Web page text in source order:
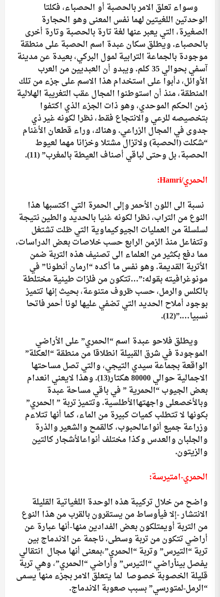
وسواء تعلق الامر بالحصبة أو الحصباء، فكلتا
الوحدتين اللغيتين لهما نفس المعنى وهو الحجارة
الصغيرة، التي يعبر عنها لغة تارة بالحصبة وتارة أخرى
بالحصباء. ويطلق سكان عبدة اسم الحصبة على منطقة
موجودة بالجماعة الترابية لمول البركي، بعيدة عن مدينة
آسفي بحوالي 35 كلم. ويبدو أن العبديين من العرب
الأوائل، دأبوا على استخدام هذا الاسم على جزء من تلك
المنطقة، منذ أن استوطنوا المجال عقب التغريبة الهلالية
زمن الحكم الموحدي، وهو ذات الجزء الذي اكتفوا
بتخصيصه للرعي والانتجاع فقط، نظرا لكونه غير ذي
جدوى في المجال الزراعي. وهناك، وراء قطعان الأغنام
“شكلت (الحصبة) ولاتزال مشتلا وخزانا مهما لعيوط
الحصبة، بل وحتى لباقي أصناف العيطة بالمغرب”(11).
الحمري/Hamri
:
نسبة الى اللون الأحمر وإلى الحمرة التي اكتسبها هذا
النوع من التراب، نظرا لكونه غنيا بالحديد والطين نتيجة
لسلسلة من العمليات الجيوكيماوية التي ظلت تشتغل
وتتفاعل منذ الزمن الرابع حسب خلاصات بعض الدراسات،
مما دفع بكثير من العلماء الى تصنيف هذه التربة ضمن
الأتربة القديمة. وهو نفس ما أكده “ارمان أنطونا” في
مونوغرافيته بقوله:”…تتكون من فلزات طينية مختلطة
بالكلس والرمل، حسب ظروف متنوعة، بحيث إنها تتميز
بوجود أملاح الحديد التي تضفي عليها لونا أحمر فاتحا
نسبيا….”(12).
ويطلق فلاحو عبدة اسم “الحمري” على الأراضي
الموجودة في شرق القبيلة انطلاقا من منطقة “العكلة”
الواقعة بجماعة سيدي التيجي، والتي تصل مساحتها
الاجمالية حوالي 80000 هكتار
(13)
. وهذا لايعني انعدام
بعض الجيوب “الحمرية ” في باقي مساحة عبدة
وبالأخصعلى واجهتهاالأطلسية. وتتميز تربة ” الحمري”
بكونها لا تتطلب كميات كبيرة من الماء، كما أنها تتلاءم
وزراعة جميع أنواعالحبوب، كالقمح والشعير والذرة
والجلبان والعدس وكذا مختلف أنواعالأشجار كالتين
والزيتون.
الحمري-امتيرسة:
واضح من خلال تركيبة هذه الوحدة اللغياتية القليلة
الانتشار -إلا فيأوساط من يستقرون بالقرب من هذا النوع
من التربة أويمتلكون بعض الفدادين منها-أنها عبارة عن
أراضي تتكون من تربة وسطى، ناجمة عن الاندماج بين
تربة “التيرس” وتربة “الحمري”،بمعنى أنها مجال انتقالي
يفصل بينأراضي “التيرس” وأراضي “الحمري”، وهي تربة
قليلة الخصوبة خصوصا لما يتعلق الامر بجزء منها يسمى
“الرمل-لمتورسي” بسبب صعوبة الاندماج.